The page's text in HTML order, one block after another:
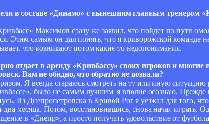
в составе «Динамо» с нынешним главным
Максимов сразу же заявил, что пойдет по пути
Этим самым он дал понять, что я криворожской команде
что возникают потом какие-то недопонимания.
отдает в аренду «Кривбассу» своих игроков и
Вам не обидно, что обратно не позвали?
Я всегда стараюсь смотреть на ту или иную
было не самым лучшим, я вполне осознаю. Прежде
Из Днепропетровска в Кривой Рог я уезжал для того,
месяца. Потом, восстановившись, снова начал играть.
в «Днепр», а просто получать удовольствие от